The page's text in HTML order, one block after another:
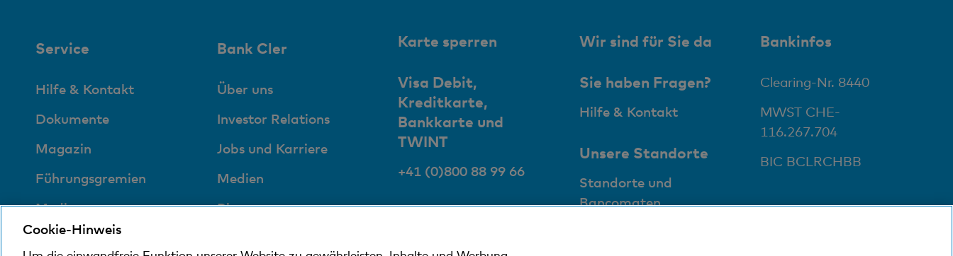
Service
Hilfe & Kontakt
Dokumente
Magazin
Führungsgremien
Medien
Sozial und
Bank Cler
Über uns
Investor Relations
Jobs und Karriere
Medien
Blog
Karte sperren
Visa Debit,
Kreditkarte,
Bankkarte und
TWINT
+41 (0)800 88 99 66
Wir sind für Sie da
Sie haben Fragen?
Hilfe & Kontakt
Unsere Standorte
Standorte und
Bancomaten
Bankinfos
Clearing-Nr. 8440
MWST CHE-
116.267.704
BIC BCLRCHBB
Cookie-Hinweis